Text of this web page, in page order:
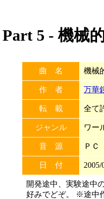
5 - 機械
曲 名 機械
作 者 万華
転 載 全て
ジャンル ワー
音 源 ＰＣ
日 付 2005/
開発途中、実験途中
好みでどぞ。 ※途中